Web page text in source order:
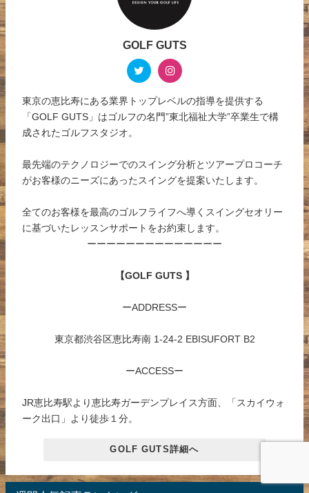
GOLF GUTS
東京の恵比寿にある業界トップレベルの指導を提供する
「GOLF GUTS」はゴルフの名門”東北福祉大学”卒業生で構
成されたゴルフスタジオ。
最先端のテクノロジーでのスイング分析とツアープロコーチ
がお客様のニーズにあったスイングを提案いたします。
全てのお客様を最高のゴルフライフへ導くスイングセオリー
に基づいたレッスンサポートをお約束します。
ーーーーーーーーーーーーーー
【GOLF GUTS 】
ーADDRESSー
東京都渋谷区恵比寿南 1-24-2 EBISUFORT B2
ーACCESSー
JR恵比寿駅より恵比寿ガーデンプレイス方面、「スカイウォ
ーク出口」より徒歩１分。
GOLF GUTS詳細へ